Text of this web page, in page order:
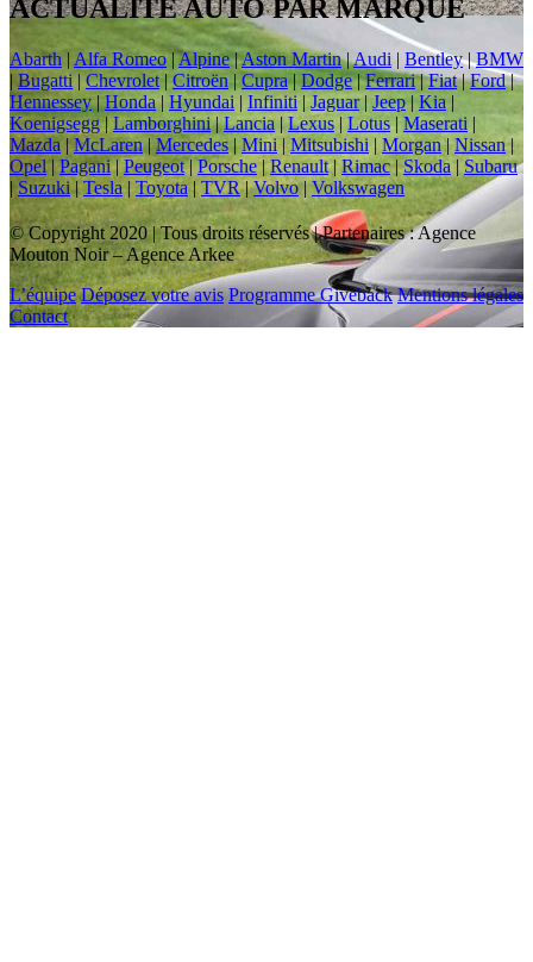
ACTUALITÉ AUTO PAR MARQUE
Abarth | Alfa Romeo|Alpine|Aston Martin|Audi | Bentley|BMW
| Bugatti|Chevrolet|Citroën |Cupra | Dodge|Ferrari|Fiat|Ford|
Hennessey| Honda| Hyundai |Infiniti | Jaguar| Jeep|Kia |
Koenigsegg|Lamborghini|Lancia|Lexus | Lotus| Maserati |
Mazda |McLaren|Mercedes | Mini | Mitsubishi | Morgan|Nissan|
Opel | Pagani|Peugeot|Porsche | Renault| Rimac|Skoda | Subaru
| Suzuki|Tesla| Toyota | TVR|Volvo|Volkswagen
© Copyright 2020 | Tous droits réservés | Partenaires : Agence
Mouton Noir – Agence Arkee
L’équipe Déposez votre avis Programme Giveback Mentions légales
Contact